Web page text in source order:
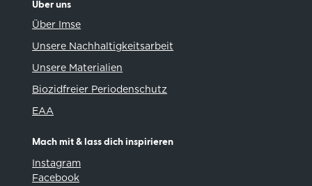
Über uns
Über Imse
Unsere Nachhaltigkeitsarbeit
Unsere Materialien
Biozidfreier Periodenschutz
EAA
Mach mit & lass dich inspirieren
Instagram
Facebook